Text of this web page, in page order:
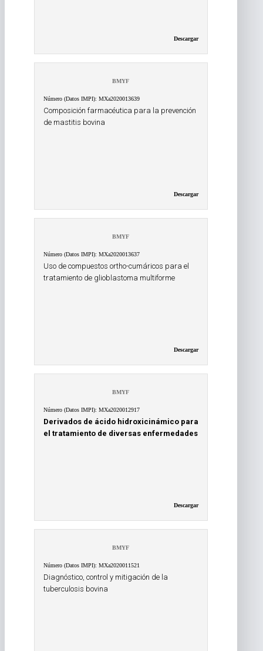
Descargar
BMYF
Número (Datos IMPI): MXa2020013639
Composición farmacéutica para la prevención
de mastitis bovina
Descargar
BMYF
Número (Datos IMPI): MXa2020013637
Uso de compuestos ortho-cumáricos para el
tratamiento de glioblastoma multiforme
Descargar
BMYF
Número (Datos IMPI): MXa2020012917
Derivados de ácido hidroxicinámico para
el tratamiento de diversas enfermedades
Descargar
BMYF
Número (Datos IMPI): MXa2020011521
Diagnóstico, control y mitigación de la
tuberculosis bovina